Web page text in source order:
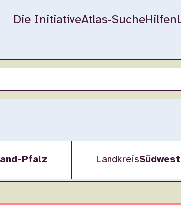
Die InitiativeAtlas-SucheHilfen
Pfalz Landkreis